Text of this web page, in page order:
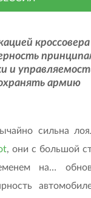
кроссовера
и
армию
сильна
, они с большой
на…